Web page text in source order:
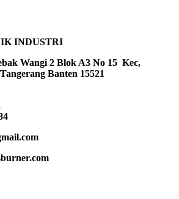
INDUSTRI
Wangi 2 Blok A3 No 15 Kec,
Banten 15521